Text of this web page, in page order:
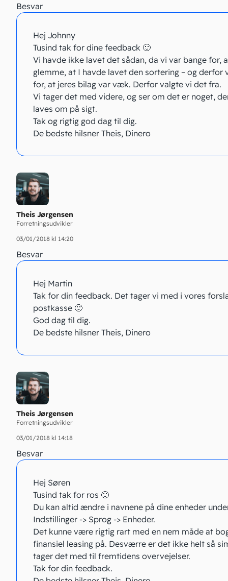
Besvar
Hej Johnny
Tusind tak for dine feedback 🙂
Vi havde ikke lavet det sådan, da vi var bange for,
glemme, at I havde lavet den sortering – og derfor
for, at jeres bilag var væk. Derfor valgte vi det fra.
Vi tager det med videre, og ser om det er noget,
laves om på sigt.
Tak og rigtig god dag til dig.
De bedste hilsner Theis, Dinero
Theis Jørgensen
Forretningsudvikler
03/01/2018 kl 14:20
Besvar
Hej Martin
Tak for din feedback. Det tager vi med i vores
postkasse 🙂
God dag til dig.
De bedste hilsner Theis, Dinero
Theis Jørgensen
Forretningsudvikler
03/01/2018 kl 14:18
Besvar
Hej Søren
Tusind tak for ros 🙂
Du kan altid ændre i navnene på dine enheder
Indstillinger -> Sprog -> Enheder.
Det kunne være rigtig rart med en nem måde at
finansiel leasing på. Desværre er det ikke helt så
tager det med til fremtidens overvejelser.
Tak for din feedback.